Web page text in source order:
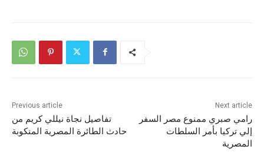
Previous article
تفاصيل نجاة نيللي كريم من
حادث الطائرة المصرية المنكوبة
Next article
رامي صبري ممنوع مصر السفر
إلي تركيا بأمر السلطات
المصرية